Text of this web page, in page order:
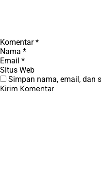
Komentar*
Nama *
Email *
Situs Web
Simpan nama, email, dan